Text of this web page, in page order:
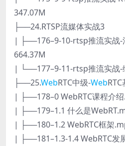
347.07M
├──24.RTSP流媒体实战3
| ├──176–9-10-rtsp推流实战-
664.37M
| └──177–9-11-rtsp推流实战-
├──25.WebRTC中级-Web
| ├──178–0 WebRTC课程介
| ├──179–1.1 什么是
| ├──180–1.2 WebRTC框架
| ├──181–1.3-1.4 WebRTC发